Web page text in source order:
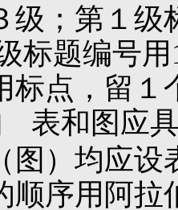
级；第１级
标题编号
标点，留
表和图应
图）均应设
顺序用阿